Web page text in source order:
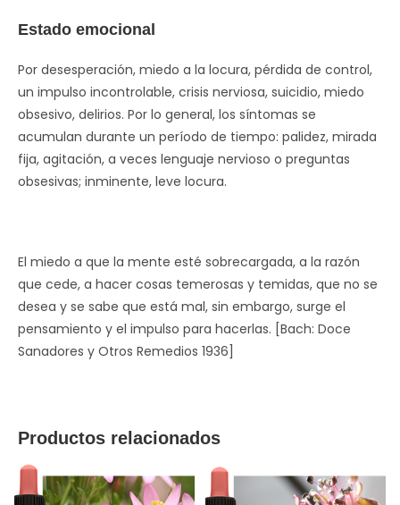
Estado emocional
Por desesperación, miedo a la locura, pérdida de control,
un impulso incontrolable, crisis nerviosa, suicidio, miedo
obsesivo, delirios. Por lo general, los síntomas se
acumulan durante un período de tiempo: palidez, mirada
fija, agitación, a veces lenguaje nervioso o preguntas
obsesivas; inminente, leve locura.
El miedo a que la mente esté sobrecargada, a la razón
que cede, a hacer cosas temerosas y temidas, que no se
desea y se sabe que está mal, sin embargo, surge el
pensamiento y el impulso para hacerlas. [Bach: Doce
Sanadores y Otros Remedios 1936]
Productos relacionados